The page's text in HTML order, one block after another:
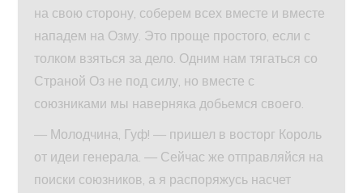
на свою сторону, соберем всех вместе и вместе
нападем на Озму. Это проще простого, если с
толком взяться за дело. Одним нам тягаться со
Страной Оз не под силу, но вместе с
союзниками мы наверняка добьемся своего.
— Молодчина, Гуф! — пришел в восторг Король
от идеи генерала. — Сейчас же отправляйся на
поиски союзников, а я распоряжусь насчет